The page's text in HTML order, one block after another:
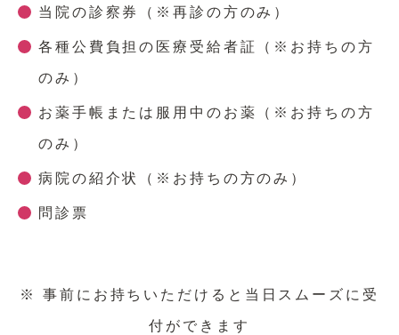
当院の診察券（※再診の方のみ）
各種公費負担の医療受給者証（※お持ちの方
のみ）
お薬手帳または服用中のお薬（※お持ちの方
のみ）
病院の紹介状（※お持ちの方のみ）
問診票
※ 事前にお持ちいただけると当日スムーズに受
付ができます